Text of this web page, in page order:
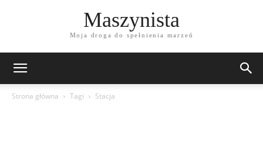
Maszynista
Moja droga do spełnienia marzeń
Strona główna Tagi Stacja